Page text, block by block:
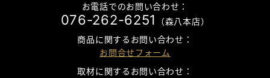
お電話でのお問い合わせ：
076-262-6251
（森八本店）
商品に関するお問い合わせ：
お問合せフォーム
取材に関するお問い合わせ：